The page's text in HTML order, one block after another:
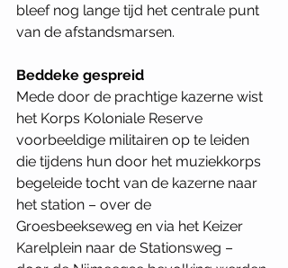
bleef nog lange tijd het centrale punt
van de afstandsmarsen.
Beddeke gespreid
Mede door de prachtige kazerne wist
het Korps Koloniale Reserve
voorbeeldige militairen op te leiden
die tijdens hun door het muziekkorps
begeleide tocht van de kazerne naar
het station – over de
Groesbeekseweg en via het Keizer
Karelplein naar de Stationsweg –